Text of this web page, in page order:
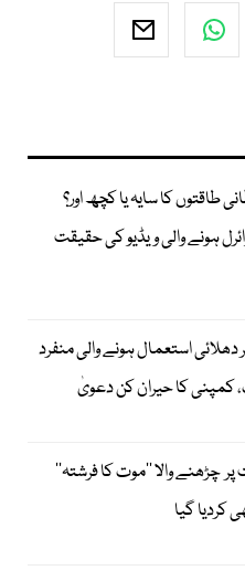
طاقتوں کا سایہ یا کچھ اور؟
ہونے والی ویڈیو کی حقیقت
استعمال ہونے والی منفرد
کمپنی کا حیران کن دعویٰ
چڑھنے والا ’’موت کا فرشتہ‘‘
کردیا گیا